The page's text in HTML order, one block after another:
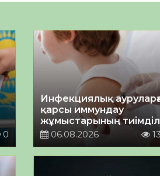
0
Инфекциялық
қарсы иммундау
жұмыстарының
06.08.2026
13